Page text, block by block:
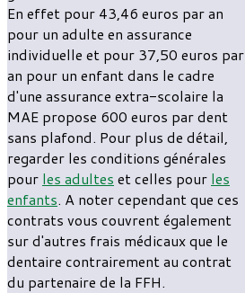
En effet pour 43,46 euros par an
pour un adulte en assurance
individuelle et pour 37,50 euros par
an pour un enfant dans le cadre
d'une assurance extra-scolaire la
MAE propose 600 euros par dent
sans plafond. Pour plus de détail,
regarder les conditions générales
pour les adultes et celles pour les
enfants. A noter cependant que ces
contrats vous couvrent également
sur d'autres frais médicaux que le
dentaire contrairement au contrat
du partenaire de la FFH.